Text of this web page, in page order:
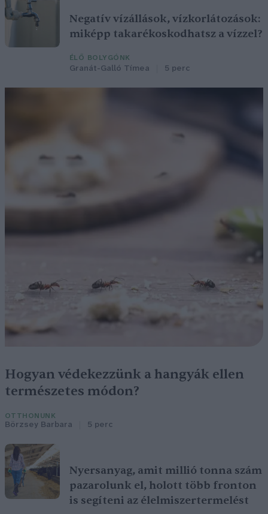
Negatív vízállások, vízkorlátozások:
miképp takarékoskodhatsz a vízzel?
ÉLŐ BOLYGÓNK
Granát-Galló Tímea 5 perc
Hogyan védekezzünk a hangyák ellen
természetes módon?
OTTHONUNK
Börzsey Barbara 5 perc
Nyersanyag, amit millió tonna szám
pazarolunk el, holott több fronton
is segíteni az élelmiszertermelést